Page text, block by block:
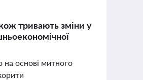
тривають зміни у
на основі митного